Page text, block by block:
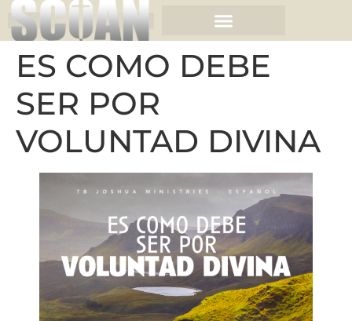
ES COMO DEBE
SER POR
VOLUNTAD DIVINA